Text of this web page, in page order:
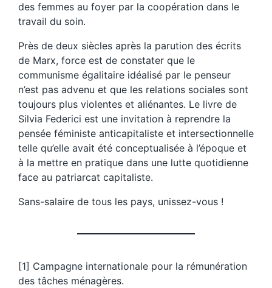
des femmes au foyer par la coopération dans le
travail du soin.
Près de deux siècles après la parution des écrits
de Marx, force est de constater que le
communisme égalitaire idéalisé par le penseur
n’est pas advenu et que les relations sociales sont
toujours plus violentes et aliénantes. Le livre de
Silvia Federici est une invitation à reprendre la
pensée féministe anticapitaliste et intersectionnelle
telle qu’elle avait été conceptualisée à l’époque et
à la mettre en pratique dans une lutte quotidienne
face au patriarcat capitaliste.
Sans-salaire de tous les pays, unissez-vous !
[1] Campagne internationale pour la rémunération
des tâches ménagères.